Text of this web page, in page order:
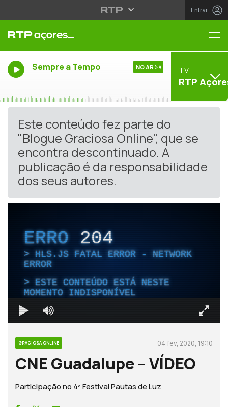
Entrar
Sempre a Tempo NO AR TV
RTP
Este conteúdo fez parte do
"Blogue Graciosa Online", que se
encontra descontinuado. A
publicação é da responsabilidade
dos seus autores.
ERRO204
HLS.JS FATAL ERROR - NETWORK
ERROR
ESTE CONTEÚDO ESTÁ NESTE
MOMENTO INDISPONÍVEL
GRACIOSA ONLINE 04 fev, 2020, 19:10
CNE Guadalupe – VÍDEO
Participação no 4º Festival Pautas de Luz